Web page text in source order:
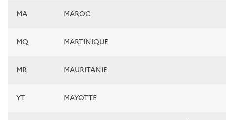
MA MAROC
MQ MARTINIQUE
MR MAURITANIE
YT MAYOTTE